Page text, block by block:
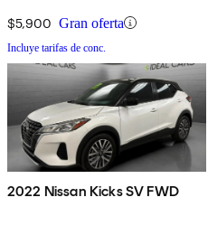
$5,900 Gran oferta
Incluye tarifas de conc.
2022 Nissan Kicks SV FWD